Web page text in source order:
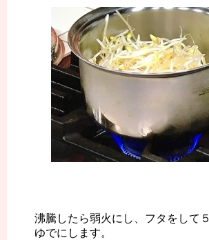
沸騰したら弱火にし、フタをして
ゆでにします。